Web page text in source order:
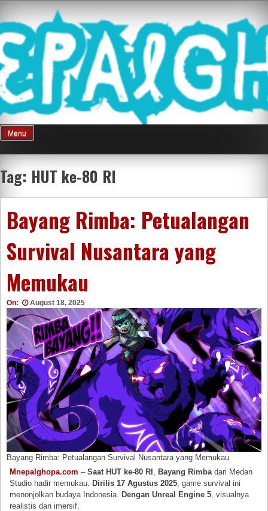
content
Mnepalghopa
Review Game
Terkini Paling
Seluruh Di
Indonesia
Menu
Tag: HUT ke-80 RI
Bayang Rimba: Petualangan
Survival Nusantara yang
Memukau
On: August 18, 2025
Bayang Rimba: Petualangan Survival Nusantara yang Memukau
Mnepalghopa.com –Saat HUT ke-80 RI , Bayang Rimbadari Medan
Studio hadir memukau. Dirilis 17 Agustus 2025, game survival ini
menonjolkan budaya Indonesia. Dengan Unreal Engine 5, visualnya
realistis dan imersif.